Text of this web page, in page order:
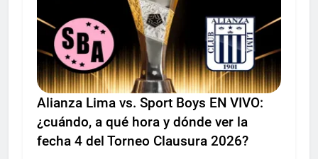
Alianza Lima vs. Sport Boys EN VIVO:
¿cuándo, a qué hora y dónde ver la
fecha 4 del Torneo Clausura 2026?